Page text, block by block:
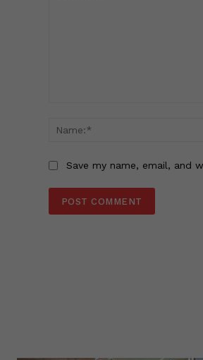
Save my name, email, and